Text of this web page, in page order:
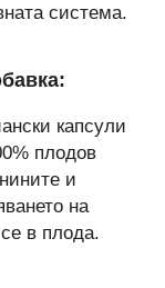
система.
капсули
плодов
и
на
в плода.